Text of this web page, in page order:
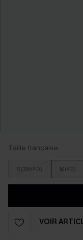
Taille française
S(38/40) M(42)
VOIR